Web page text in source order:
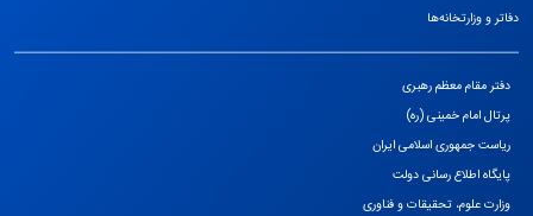
دفاتر و وزارتخانه‌ها
دفتر مقام معظم رهبری
پرتال امام خمینی (ره)
ریاست جمهوری اسلامی ایران
پایگاه اطلاع رسانی دولت
وزارت علوم، تحقیقات و فناوری